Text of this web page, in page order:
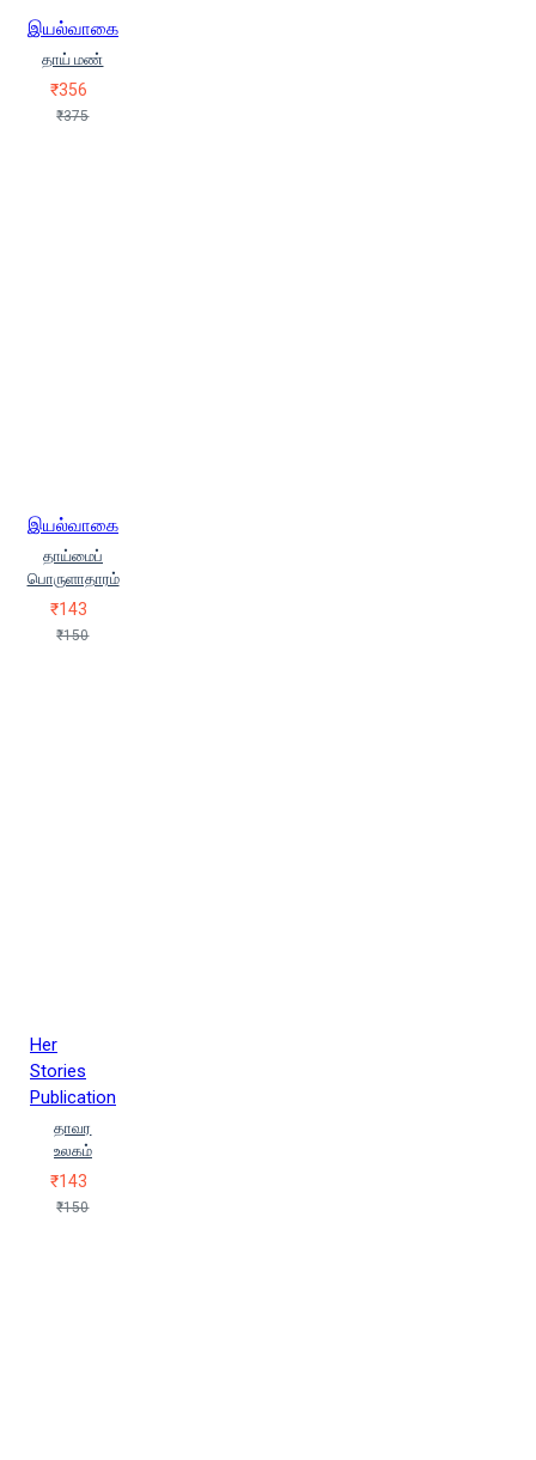
இயல்வாகை
தாய் மண்
₹356
₹375
இயல்வாகை
தாய்மைப்
பொருளாதாரம்
₹143
₹150
Her
Stories
Publication
தாவர
உலகம்
₹143
₹150